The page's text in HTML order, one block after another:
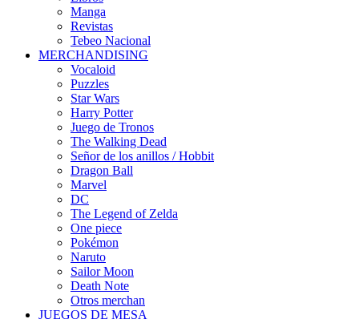
Manga
Revistas
Tebeo Nacional
MERCHANDISING
Vocaloid
Puzzles
Star Wars
Harry Potter
Juego de Tronos
The Walking Dead
Señor de los anillos / Hobbit
Dragon Ball
Marvel
DC
The Legend of Zelda
One piece
Pokémon
Naruto
Sailor Moon
Death Note
Otros merchan
JUEGOS DE MESA